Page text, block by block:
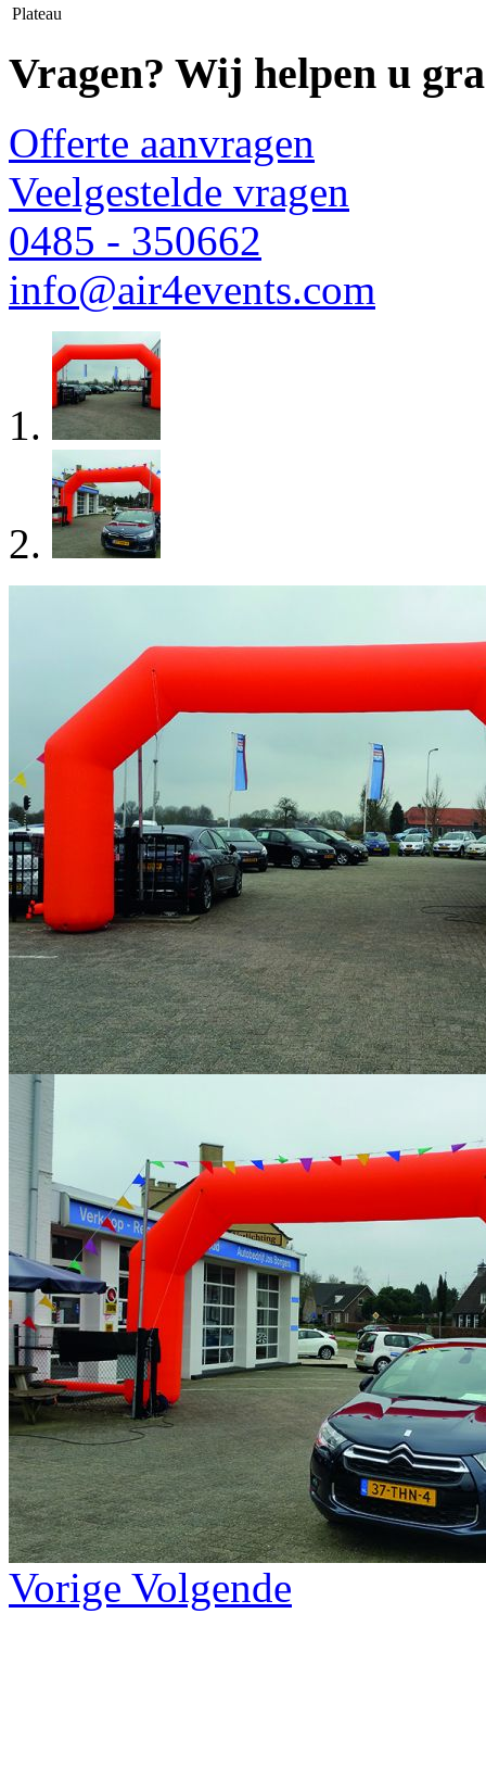
Plateau
Vragen? Wij helpen u
Offerte aanvragen
Veelgestelde vragen
0485 - 350662
info@air4events.com
Vorige Volgende